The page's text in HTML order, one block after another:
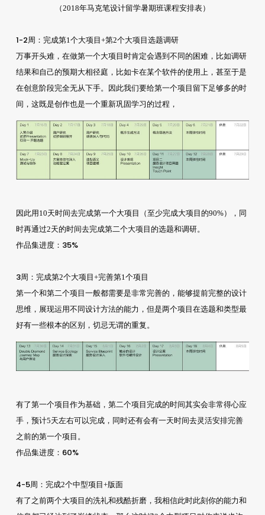
（2018年马克笔设计留学暑期班课程安排表）
1-2周 ：完成第1个大项目+第2个大项目选题调研
万事开头难，在做第一个大项目时肯定会遇到不同的困难，比如调研
结果和自己的预期大相径庭，比如卡在某个软件的使用上，甚至于是
在创意阶段完全无从下手。因此我们要给第一个项目留下足够多的时
间，这既是创作也是一个重新巩固学习的过程，
因此用10天时间去完成第一个大项目（至少完成大项目的90%），同
时再通过2天的时间去完成第二个大项目的选题和调研。
作品集进度：35%
3周 ：完成第2个大项目+完善第1个项目
第一个和第二个项目一般都需要是非常完善的，能够提前完整的设计
思维，展现运用不同设计方法的能力，但是两个项目在选题和类型最
好有一些根本的区别，切忌无谓的重复。
有了第一个项目作为基础，第二个项目完成的时间其实会非常得心应
手，预计5天左右可以完成，同时还有会有一天时间去灵活安排完善
之前的第一个项目。
作品集进度：60%
4-5周 ：完成2个中型项目+版面
有了之前两个大项目的洗礼和残酷折磨，我相信此时此刻你的能力和